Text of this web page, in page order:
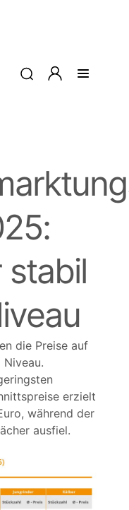
stabil
die Preise auf
erzielt
während der
ausfiel.